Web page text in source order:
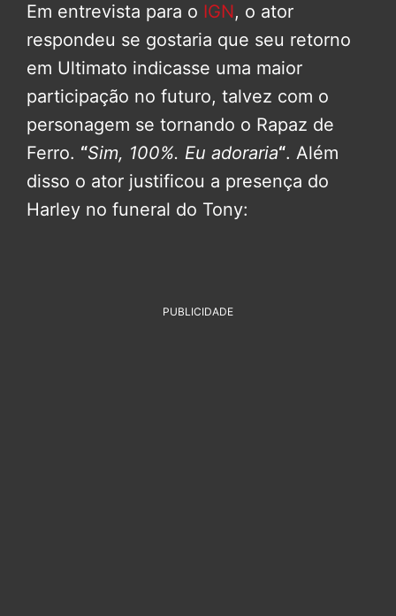
Em entrevista para o IGN, o ator
respondeu se gostaria que seu retorno
em Ultimato indicasse uma maior
participação no futuro, talvez com o
personagem se tornando o Rapaz de
Ferro. “Sim, 100%. Eu adoraria“. Além
disso o ator justificou a presença do
Harley no funeral do Tony:
PUBLICIDADE